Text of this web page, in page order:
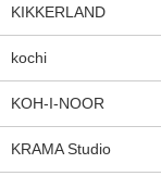
KIKKERLAND
kochi
KOH-I-NOOR
KRAMA Studio